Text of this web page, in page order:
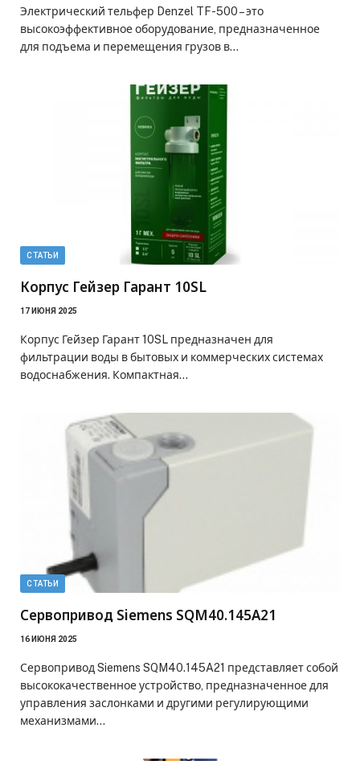
Электрический тельфер Denzel TF-500 – это
высокоэффективное оборудование, предназначенное
для подъема и перемещения грузов в…
СТАТЬИ
Корпус Гейзер Гарант 10SL
17 ИЮНЯ 2025
Корпус Гейзер Гарант 10SL предназначен для
фильтрации воды в бытовых и коммерческих системах
водоснабжения. Компактная…
СТАТЬИ
Сервопривод Siemens SQM40.145A21
16 ИЮНЯ 2025
Сервопривод Siemens SQM40.145A21 представляет собой
высококачественное устройство, предназначенное для
управления заслонками и другими регулирующими
механизмами…